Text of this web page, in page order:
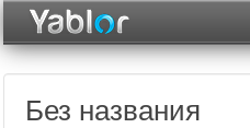
Без названия